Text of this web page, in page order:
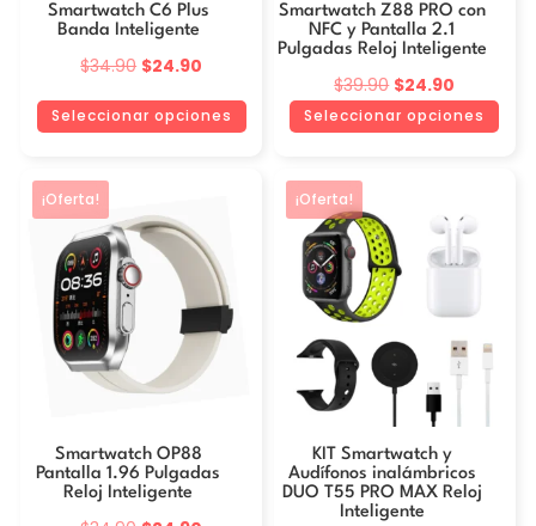
Smartwatch C6 Plus
Banda Inteligente
$34.90 El
precio
original
$24.90
precio
actual
Seleccionar opciones
elegir
en
la
página
de
Smartwatch Z88 PRO con
NFC y Pantalla 2.1
Pulgadas Reloj Inteligente
$39.90 El
precio
$24.90
precio
Seleccionar opciones
elegir
en
la
página
de
¡Oferta!
Smartwatch OP88
Pantalla 1.96 Pulgadas
Reloj Inteligente
producto
tiene
múltiples
variantes.
opciones
se
elegir
en
¡Oferta!
KIT Smartwatch y
Audífonos inalámbricos
DUO T55 PRO MAX Reloj
Inteligente
producto
tiene
múltiples
variantes.
Las
opciones
se
pueden
elegir
en